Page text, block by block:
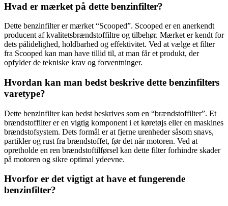
Hvad er mærket på dette benzinfilter?
Dette benzinfilter er mærket “Scooped”. Scooped er en anerkendt
producent af kvalitetsbrændstoffiltre og tilbehør. Mærket er kendt for
dets pålidelighed, holdbarhed og effektivitet. Ved at vælge et filter
fra Scooped kan man have tillid til, at man får et produkt, der
opfylder de tekniske krav og forventninger.
Hvordan kan man bedst beskrive dette benzinfilters
varetype?
Dette benzinfilter kan bedst beskrives som en “brændstoffilter”. Et
brændstoffilter er en vigtig komponent i et køretøjs eller en maskines
brændstofsystem. Dets formål er at fjerne urenheder såsom snavs,
partikler og rust fra brændstoffet, før det når motoren. Ved at
opretholde en ren brændstoftilførsel kan dette filter forhindre skader
på motoren og sikre optimal ydeevne.
Hvorfor er det vigtigt at have et fungerende
benzinfilter?